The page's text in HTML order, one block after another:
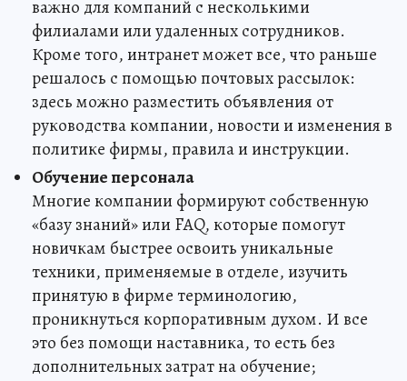
важно для компаний с несколькими
филиалами или удаленных сотрудников.
Кроме того, интранет может все, что раньше
решалось с помощью почтовых рассылок:
здесь можно разместить объявления от
руководства компании, новости и изменения в
политике фирмы, правила и инструкции.
Обучение персонала
Многие компании формируют собственную
«базу знаний» или FAQ, которые помогут
новичкам быстрее освоить уникальные
техники, применяемые в отделе, изучить
принятую в фирме терминологию,
проникнуться корпоративным духом. И все
это без помощи наставника, то есть без
дополнительных затрат на обучение;